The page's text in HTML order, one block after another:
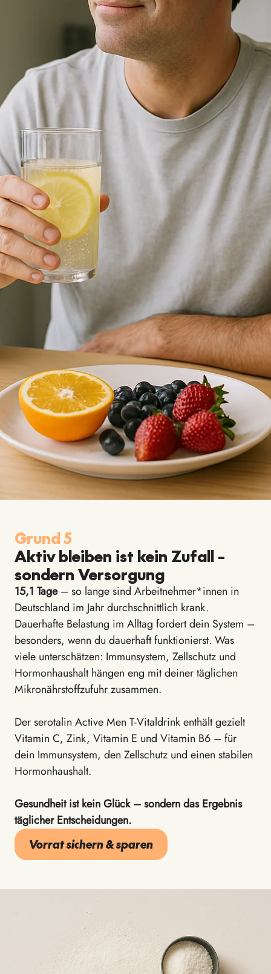
Grund 5
Aktiv bleiben ist kein Zufall –
sondern Versorgung
15,1 Tage– so lange sind Arbeitnehmer*innen in
Deutschland im Jahr durchschnittlich krank.
Dauerhafte Belastung im Alltag fordert dein System –
besonders, wenn du dauerhaft funktionierst. Was
viele unterschätzen: Immunsystem, Zellschutz und
Hormonhaushalt hängen eng mit deiner täglichen
Mikronährstoffzufuhr zusammen.
Der serotalin Active Men T-Vitaldrink enthält gezielt
Vitamin C, Zink, Vitamin E und Vitamin B6 – für
dein Immunsystem, den Zellschutz und einen stabilen
Hormonhaushalt.
Gesundheit ist kein Glück – sondern das Ergebnis
täglicher Entscheidungen.
Vorrat sichern & sparen